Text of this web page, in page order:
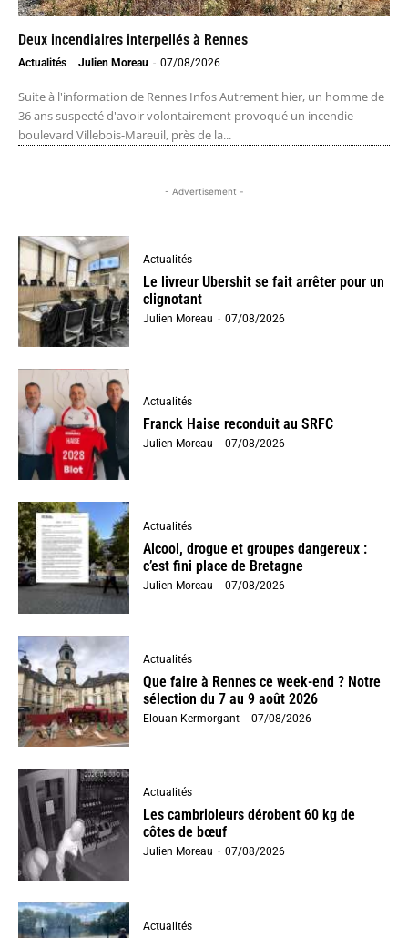
Deux incendiaires interpellés à Rennes
Actualités Julien Moreau - 07/08/2026
Suite à l'information de Rennes Infos Autrement hier, un homme de
36 ans suspecté d'avoir volontairement provoqué un incendie
boulevard Villebois-Mareuil, près de la...
- Advertisement -
Actualités
Le livreur Ubershit se fait arrêter pour un
clignotant
Julien Moreau - 07/08/2026
Actualités
Franck Haise reconduit au SRFC
Julien Moreau - 07/08/2026
Actualités
Alcool, drogue et groupes dangereux :
c’est fini place de Bretagne
Julien Moreau - 07/08/2026
Actualités
Que faire à Rennes ce week-end ? Notre
sélection du 7 au 9 août 2026
Elouan Kermorgant - 07/08/2026
Actualités
Les cambrioleurs dérobent 60 kg de
côtes de bœuf
Julien Moreau - 07/08/2026
Actualités